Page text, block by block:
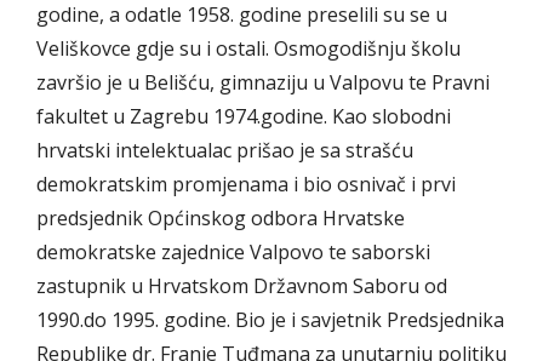
godine, a odatle 1958. godine preselili su se u
Veliškovce gdje su i ostali. Osmogodišnju školu
završio je u Belišću, gimnaziju u Valpovu te Pravni
fakultet u Zagrebu 1974.godine. Kao slobodni
hrvatski intelektualac prišao je sa strašću
demokratskim promjenama i bio osnivač i prvi
predsjednik Općinskog odbora Hrvatske
demokratske zajednice Valpovo te saborski
zastupnik u Hrvatskom Državnom Saboru od
1990.do 1995. godine. Bio je i savjetnik Predsjednika
Republike dr. Franje Tuđmana za unutarnju politiku